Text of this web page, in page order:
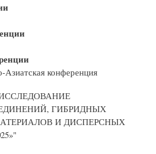
конференция
ГИБРИДНЫХ
И ДИСПЕРСНЫХ